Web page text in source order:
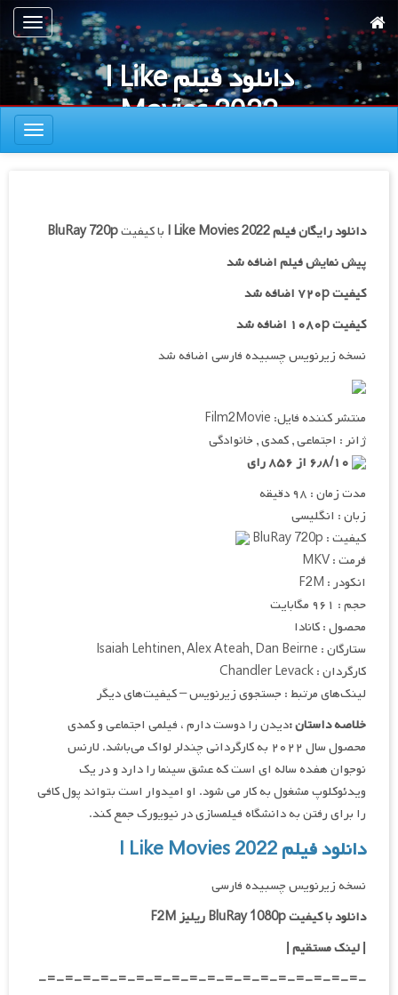
به
محتوای
اصلی
ناوبری
دانلود فیلم I Like
Movies 2022
ناوبری
دانلود رایگان فیلمI Like Movies 2022 با کیفیتBluRay 720p
پیش نمایش فیلم اضافه شد
کیفیت ۷۲۰p اضافه شد
کیفیت ۱۰۸۰p اضافه شد
نسخه زیرنویس چسبیده فارسی اضافه شد
منتشر کننده فایل: Film2Movie
ژانر : اجتماعی , کمدی , خانوادگی
مدت زمان : ۹۸ دقیقه
زبان : انگلیسی
کیفیت : BluRay 720p
فرمت : MKV
انکودر : F2M
حجم : ۹۶۱ مگابایت
محصول : کانادا
ستارگان : Isaiah Lehtinen, Alex Ateah, Dan Beirne
کارگردان : Chandler Levack
لینک‌های مرتبط : جستجوی زیرنویس – کیفیت‌های دیگر
خلاصه داستان :دیدن را دوست دارم ، فیلمی اجتماعی و کمدی
محصول سال ۲۰۲۲ به کارگردانی چندلر لواک می‌باشد. لارنس
نوجوان هفده ساله ای است که عشق سینما را دارد و در یک
ویدئوکلوپ مشغول به کار می شود. او امیدوار است بتواند پول کافی
را برای رفتن به دانشگاه فیلمسازی در نیویورک جمع کند.
دانلود فیلم I Like Movies 2022
نسخه زیرنویس چسبیده فارسی
دانلود با کیفیت BluRay 1080p ریلیز F2M
|لینک مستقیم|
-=-=-=-=-=-=-=-=-=-=-=-=-=-=-=-=-=-=-